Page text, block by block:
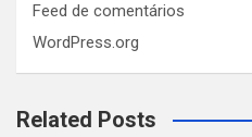
Feed de comentários
WordPress.org
Related Posts